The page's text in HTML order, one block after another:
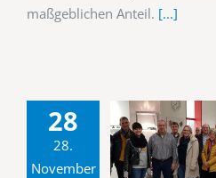
maßgeblichen Anteil. [...]
28
28.
November